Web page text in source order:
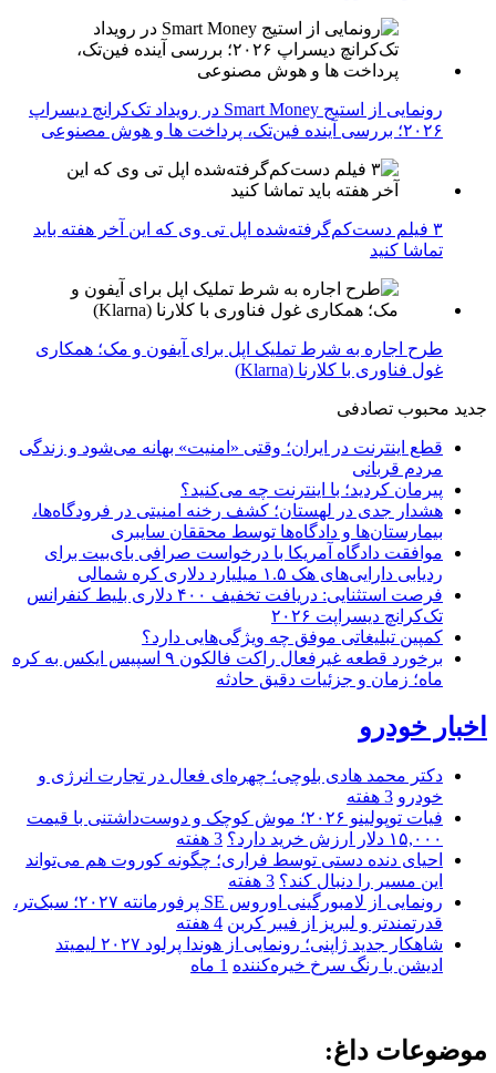
رونمایی از استیج Smart Money در رویداد تک‌کرانچ دیسراپ
۲۰۲۶؛ بررسی آینده فین‌تک، پرداخت‌ ها و هوش مصنوعی
۳ فیلم دست‌کم‌گرفته‌شده اپل تی وی که این آخر هفته باید
تماشا کنید
طرح اجاره به شرط تملیک اپل برای آیفون و مک؛ همکاری
غول فناوری با کلارنا (Klarna)
جدید محبوب تصادفی
قطع اینترنت در ایران؛ وقتی «امنیت» بهانه می‌شود و زندگی
مردم قربانی
پیرمان کردید؛ با اینترنت چه می‌کنید؟
هشدار جدی در لهستان؛ کشف رخنه امنیتی در فرودگاه‌ها،
بیمارستان‌ها و دادگاه‌ها توسط محققان سایبری
موافقت دادگاه آمریکا با درخواست صرافی بای‌بیت برای
ردیابی دارایی‌های هک ۱.۵ میلیارد دلاری کره شمالی
فرصت استثنایی: دریافت تخفیف ۴۰۰ دلاری بلیط کنفرانس
تک‌کرانچ دیسراپت ۲۰۲۶
کمپین تبلیغاتی موفق چه ویژگی‌هایی دارد؟
برخورد قطعه غیرفعال راکت فالکون ۹ اسپیس ایکس به کره
ماه؛ زمان و جزئیات دقیق حادثه
اخبار خودرو
دکتر محمد هادی بلوچی؛ چهره‌ای فعال در تجارت انرژی و
خودرو 3 هفته
فیات توپولینو ۲۰۲۶؛ موش کوچک و دوست‌داشتنی با قیمت
۱۵,۰۰۰ دلار ارزش خرید دارد؟
3 هفته
احیای دنده دستی توسط فراری؛ چگونه کوروت هم می‌تواند
این مسیر را دنبال کند؟ 3 هفته
رونمایی از لامبورگینی اوروس SE پرفورمانته ۲۰۲۷؛ سبک‌تر،
قدرتمندتر و لبریز از فیبر کربن 4 هفته
شاهکار جدید ژاپنی؛ رونمایی از هوندا پرلود ۲۰۲۷ لیمیتد
ادیشن با رنگ سرخ خیره‌کننده 1 ماه
موضوعات داغ: